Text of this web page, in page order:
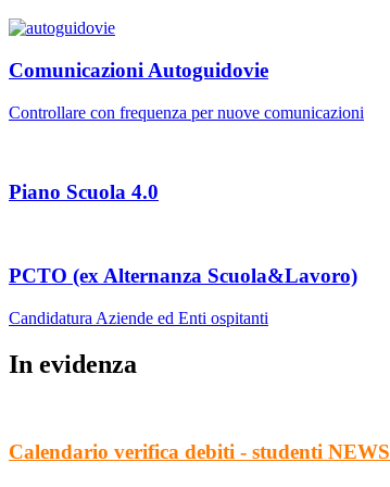
Comunicazioni Autoguidovie
Controllare con frequenza per nuove comunicazioni
Piano Scuola 4.0
PCTO (ex Alternanza Scuola&Lavoro)
Candidatura Aziende ed Enti ospitanti
In evidenza
Calendario verifica debiti - studenti NEWS